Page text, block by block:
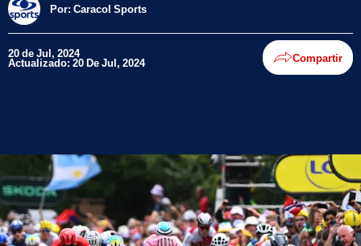
Por: Caracol Sports
20 de Jul, 2024
Actualizado: 20 De Jul, 2024 Compartir